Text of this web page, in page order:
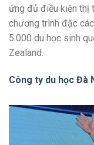
ứng đủ điều kiện thị
chương trình đặc
5.000 du học sinh
Zealand.
Công ty du học Đà